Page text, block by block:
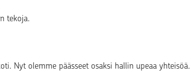
tekoja.
Nyt olemme päässeet osaksi hallin upeaa yhteisöä.